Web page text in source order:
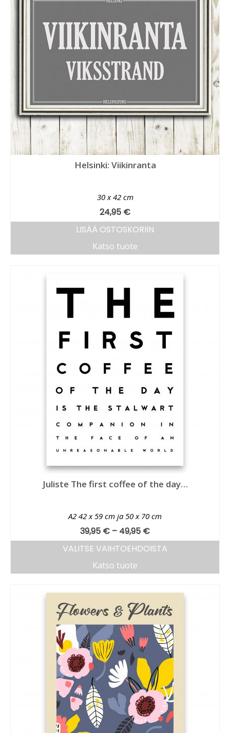
Helsinki: Viikinranta
30 x 42 cm
24,95 €
LISÄÄ OSTOSKORIIN
Katso tuote
Juliste The first coffee of the day…
A2 42 x 59 cm ja 50 x 70 cm
39,95 € – 49,95 €
VALITSE VAIHTOEHDOISTA
Katso tuote